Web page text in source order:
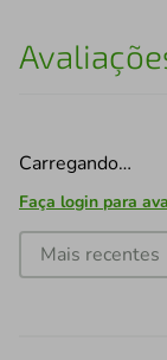
Carregando…
Faça login para
Mais recentes